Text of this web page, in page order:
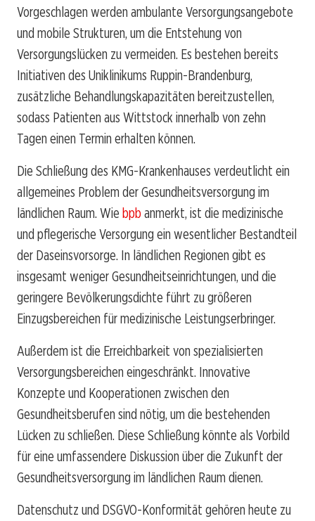
Vorgeschlagen werden ambulante Versorgungsangebote
und mobile Strukturen, um die Entstehung von
Versorgungslücken zu vermeiden. Es bestehen bereits
Initiativen des Uniklinikums Ruppin-Brandenburg,
zusätzliche Behandlungskapazitäten bereitzustellen,
sodass Patienten aus Wittstock innerhalb von zehn
Tagen einen Termin erhalten können.
Die Schließung des KMG-Krankenhauses verdeutlicht ein
allgemeines Problem der Gesundheitsversorgung im
ländlichen Raum. Wie bpb anmerkt, ist die medizinische
und pflegerische Versorgung ein wesentlicher Bestandteil
der Daseinsvorsorge. In ländlichen Regionen gibt es
insgesamt weniger Gesundheitseinrichtungen, und die
geringere Bevölkerungsdichte führt zu größeren
Einzugsbereichen für medizinische Leistungserbringer.
Außerdem ist die Erreichbarkeit von spezialisierten
Versorgungsbereichen eingeschränkt. Innovative
Konzepte und Kooperationen zwischen den
Gesundheitsberufen sind nötig, um die bestehenden
Lücken zu schließen. Diese Schließung könnte als Vorbild
für eine umfassendere Diskussion über die Zukunft der
Gesundheitsversorgung im ländlichen Raum dienen.
Datenschutz und DSGVO-Konformität gehören heute zu